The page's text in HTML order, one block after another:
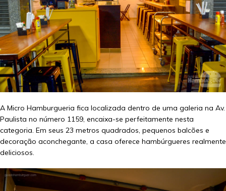
A Micro Hamburgueria fica localizada dentro de uma galeria na Av.
Paulista no número 1159, encaixa-se perfeitamente nesta
categoria. Em seus 23 metros quadrados, pequenos balcões e
decoração aconchegante, a casa oferece hambúrgueres realmente
deliciosos.